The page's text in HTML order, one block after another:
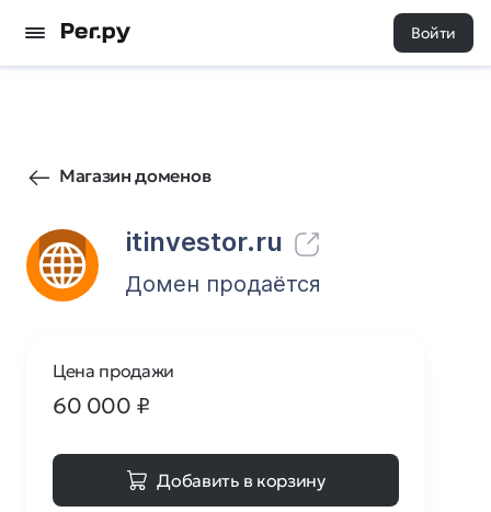
Войти
Магазин доменов
itinvestor.ru
1 0
Домен продаётся
Цена продажи
60 000 ₽
Добавить в корзину